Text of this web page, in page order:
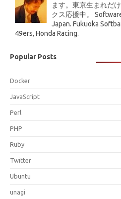
ます。東京生まれだ
クス応援中。
Japan. Fukuoka
49ers, Honda Racing.
Popular Posts
Docker
JavaScript
Perl
PHP
Ruby
Twitter
Ubuntu
unagi